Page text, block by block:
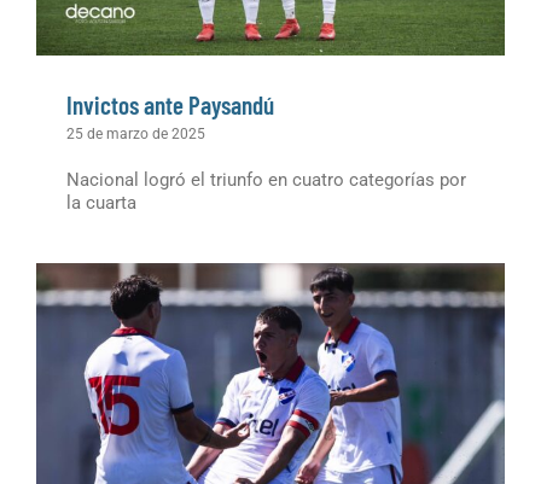
Invictos ante Paysandú
25 de marzo de 2025
Nacional logró el triunfo en cuatro categorías por
la cuarta